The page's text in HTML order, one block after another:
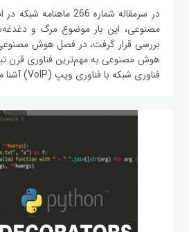
در سرمقاله شماره 266
مصنوعی، این بار موضوع مرگ و
بررسی قرار گرفت، در فصل هوش
هوش مصنوعی به مهم‌ترین فناوری قرن
فناوری شبکه با فناوری ویپ (VoIP) آشنا می‌شوید، در فصل...